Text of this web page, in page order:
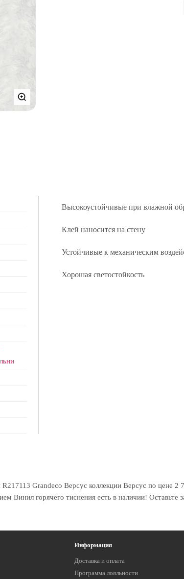
Высокоустойчивые при влажной
Клей наносится на стену
Устойчивые к механическим
Хорошая светостойкость
Grandeco Версус коллекции Версус по цене
Винил горячего тиснения есть в наличии! Оставьте
Информация
Доставка и оплата
Программа лояльности